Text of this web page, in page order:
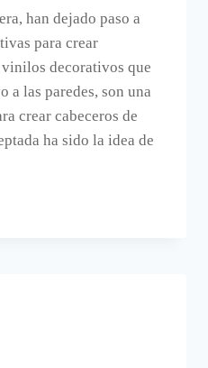
han dejado paso a
para crear
vinilos decorativos que
a las paredes, son una
crear cabeceros de
ha sido la idea de